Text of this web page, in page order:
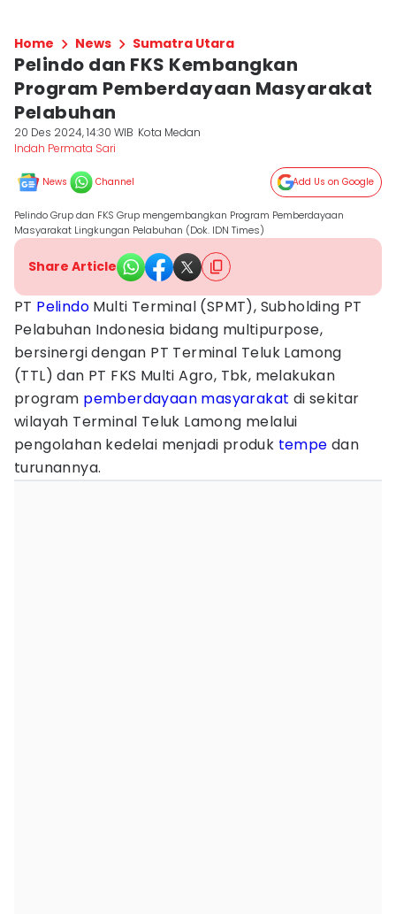
Home News Sumatra Utara
Pelindo dan FKS Kembangkan
Program Pemberdayaan Masyarakat
Pelabuhan
20 Des 2024, 14:30 WIB Kota Medan
Indah Permata Sari
News Channel Add Us on Google
Pelindo Grup dan FKS Grup mengembangkan Program Pemberdayaan
Masyarakat Lingkungan Pelabuhan (Dok. IDN Times)
Share Article
PT Pelindo Multi Terminal (SPMT), Subholding PT
Pelabuhan Indonesia bidang multipurpose,
bersinergi dengan PT Terminal Teluk Lamong
(TTL) dan PT FKS Multi Agro, Tbk, melakukan
program pemberdayaan masyarakat di sekitar
wilayah Terminal Teluk Lamong melalui
pengolahan kedelai menjadi produk tempe dan
turunannya.